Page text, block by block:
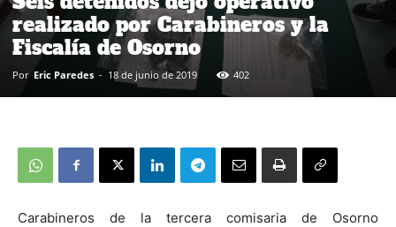
realizado por Carabineros y la
Fiscalía de Osorno
Por Eric Paredes - 18 de junio de 2019 402
Carabineros de la tercera comisaria de Osorno